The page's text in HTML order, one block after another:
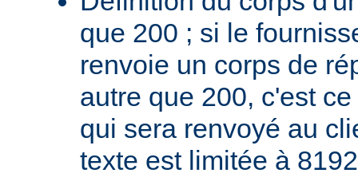
que 200 ; si le
renvoie un corps de
autre que 200, c'est
qui sera renvoyé au
texte est limitée à